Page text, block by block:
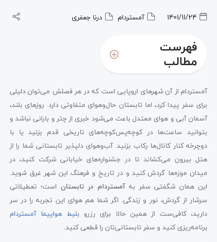
1401/11/24 آمستردام درنا جعفری
فهرست
مطالب
آمستردام از آن شهرهای اروپایی است که در هر فصلش می‌توان دلیلی
برای سفر پیدا کرد، اما تابستان حال‌وهوای متفاوتی دارد. روزهای بلند،
آسمان آبی و هوای معتدل باعث می‌شود خبری از چتر و بارانی نباشد و
بتوانید ساعت‌ها در کوچه‌پس‌کوچه‌های تاریخی قدم بزنید یا با
دوچرخه کنار کانال‌ها رکاب بزنید. آب‌وهوای دلپذیر تابستانی شما را از
هتل بیرون می‌کشاند تا در جشنواره‌های خیابانی شرکت کنید، در
میدان موزه‌ها گردش کنید و در تاریخ و فرهنگ این شهر غرق شوید.
این همان شگفتی سفر به آمستردام در تابستان است؛ تعطیلاتی
سرشار از گردش، نور و زندگی. اگر شما هم هوای این تجربه را در سر
دارید، کافی‌ست از همین حالا برای رزرو بلیط هواپیما آمستردام
برنامه‌ریزی کنید و سفر تابستانی‌تان را قطعی کنید.